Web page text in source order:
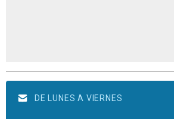
DE LUNES A VIERNES